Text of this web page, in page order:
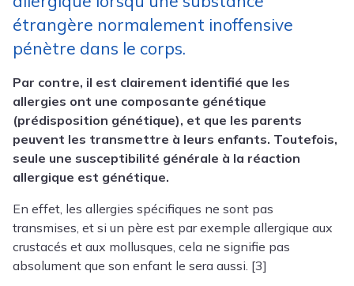
étrangère normalement inoffensive
pénètre dans le corps.
Par contre, il est clairement identifié que les
allergies ont une composante génétique
(prédisposition génétique), et que les parents
peuvent les transmettre à leurs enfants. Toutefois,
seule une susceptibilité générale à la réaction
allergique est génétique.
En effet, les allergies spécifiques ne sont pas
transmises, et si un père est par exemple allergique aux
crustacés et aux mollusques, cela ne signifie pas
absolument que son enfant le sera aussi. [3]